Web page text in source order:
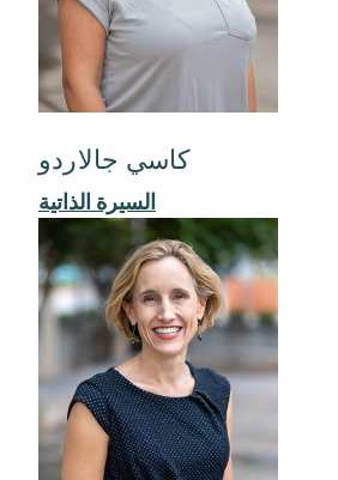
كاسي جالاردو
السيرة الذاتية